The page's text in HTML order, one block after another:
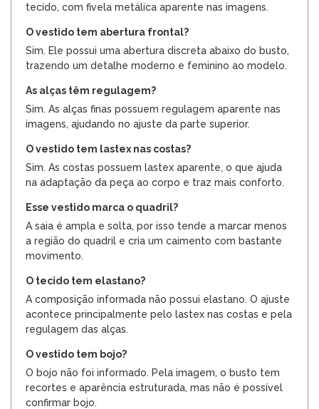
tecido, com fivela metálica aparente nas imagens.
O vestido tem abertura frontal?
Sim. Ele possui uma abertura discreta abaixo do busto,
trazendo um detalhe moderno e feminino ao modelo.
As alças têm regulagem?
Sim. As alças finas possuem regulagem aparente nas
imagens, ajudando no ajuste da parte superior.
O vestido tem lastex nas costas?
Sim. As costas possuem lastex aparente, o que ajuda
na adaptação da peça ao corpo e traz mais conforto.
Esse vestido marca o quadril?
A saia é ampla e solta, por isso tende a marcar menos
a região do quadril e cria um caimento com bastante
movimento.
O tecido tem elastano?
A composição informada não possui elastano. O ajuste
acontece principalmente pelo lastex nas costas e pela
regulagem das alças.
O vestido tem bojo?
O bojo não foi informado. Pela imagem, o busto tem
recortes e aparência estruturada, mas não é possível
confirmar bojo.